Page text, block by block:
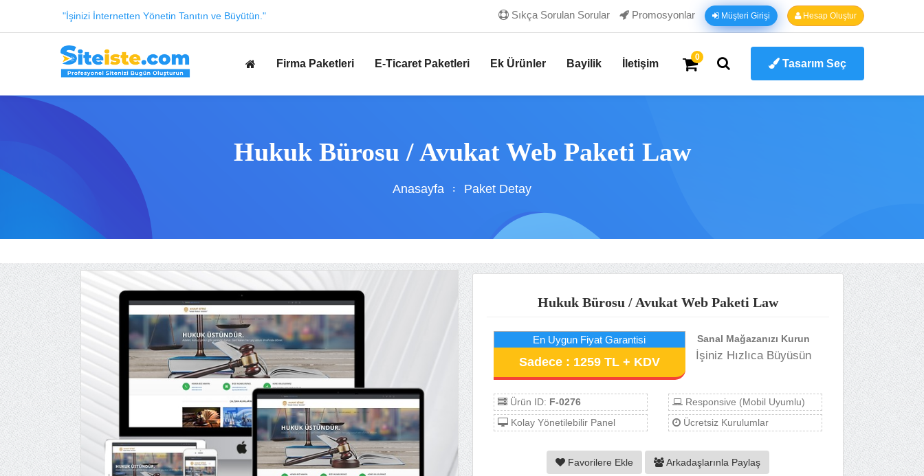
"İşinizi İnternetten Yönetin Tanıtın ve Büyütün." Sıkça Sorulan Sorular Promosyonlar Müşteri Girişi Hesap Oluştur
Firma Paketleri E-Ticaret Paketleri Ek Ürünler Bayilik İletişim
0
Tasarım Seç
Hukuk Bürosu / Avukat Web Paketi Law
Anasayfa Paket Detay
Hukuk Bürosu / Avukat Web Paketi Law
En Uygun Fiyat Garantisi Sanal Mağazanızı Kurun
Sadece : 1259 TL + KDV İşiniz Hızlıca Büyüsün
Ürün ID: F-0276
Responsive (Mobil Uyumlu)
Kolay Yönetilebilir Panel
Ücretsiz Kurulumlar
Favorilere Ekle Arkadaşlarınla Paylaş